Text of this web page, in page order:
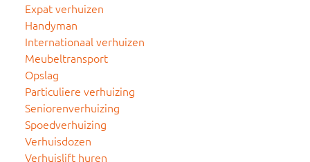
Expat verhuizen
Handyman
Internationaal verhuizen
Meubeltransport
Opslag
Particuliere verhuizing
Seniorenverhuizing
Spoedverhuizing
Verhuisdozen
Verhuislift huren